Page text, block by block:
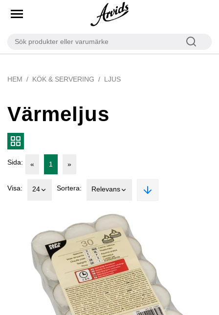
HEM KÖK & SERVERING LJUS
Värmeljus
Sida: « 1 »
Visa: 24 Sortera: Relevans